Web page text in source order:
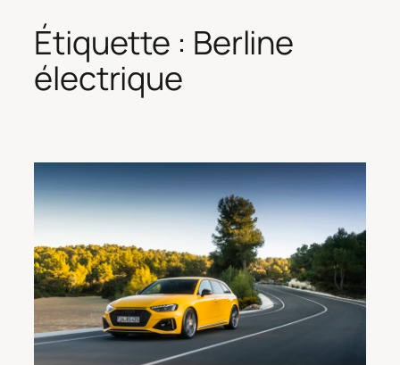
Étiquette : Berline
électrique